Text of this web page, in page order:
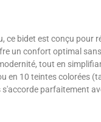
ce bidet est conçu
un confort optimal
tout en
en 10 teintes colorées
parfaitement